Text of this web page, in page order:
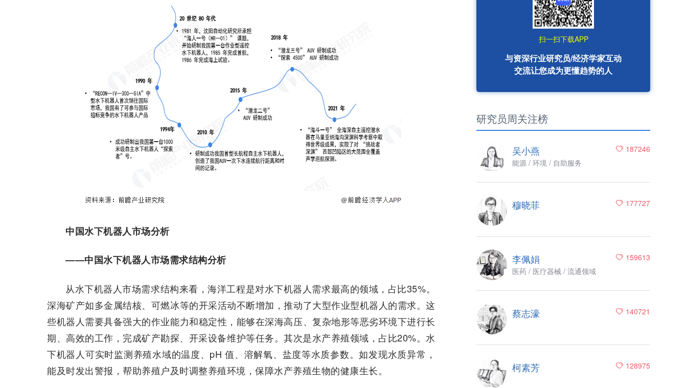
中国水下机器人市场分析
——中国水下机器人市场需求结构分析
从水下机器人市场需求结构来看，海洋工程是对水下机器人需求最高的领域，占比35%。
深海矿产如多金属结核、可燃冰等的开采活动不断增加，推动了大型作业型机器人的需求。这
些机器人需要具备强大的作业能力和稳定性，能够在深海高压、复杂地形等恶劣环境下进行长
期、高效的工作，完成矿产勘探、开采设备维护等任务。其次是水产养殖领域，占比20%。水
下机器人可实时监测养殖水域的温度、pH 值、溶解氧、盐度等水质参数。如发现水质异常，
能及时发出警报，帮助养殖户及时调整养殖环境，保障水产养殖生物的健康生长。
扫一扫下载APP
与资深行业研究员/经济学家互动
交流让您成为更懂趋势的人
研究员周关注榜
187246
吴小燕
能源 / 环境 / 自助服务
177727
穆晓菲
159613
李佩娟
医药 / 医疗器械 / 流通领域
140721
蔡志濠
128975
柯素芳